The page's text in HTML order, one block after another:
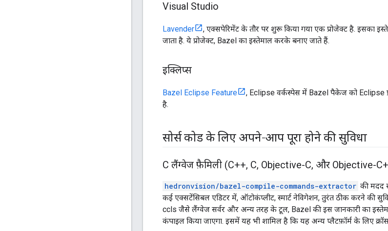
Visual Studio
Lavender
, एक्सपेरिमेंट के तौर पर शुरू किया गया एक प्रोजेक्ट है. इसका
जाता है. ये प्रोजेक्ट, Bazel का इस्तेमाल करके बनाए जाते हैं.
इक्लिप्स
Bazel Eclipse Feature
, Eclipse वर्कस्पेस में Bazel पैकेज को Eclipse
है.
सोर्स कोड के लिए अपने-आप पूरा होने की सुविधा
C लैंग्वेज फ़ैमिली (C++, C, Objective-C, और Objective-
hedronvision/bazel-compile-commands-extractor की मदद
कई एक्सटेंसिबल एडिटर में, ऑटोकंप्लीट, स्मार्ट नेविगेशन, तुरंत ठीक करने की
ccls जैसे लैंग्वेज सर्वर और अन्य तरह के टूल, Bazel की इस जानकारी का
कंपाइल किया जाएगा. इसमें यह भी शामिल है कि यह अन्य प्लैटफ़ॉर्म के लिए